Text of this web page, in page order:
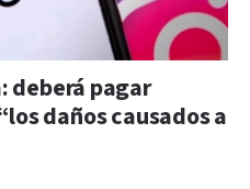
deberá pagar
daños causados a